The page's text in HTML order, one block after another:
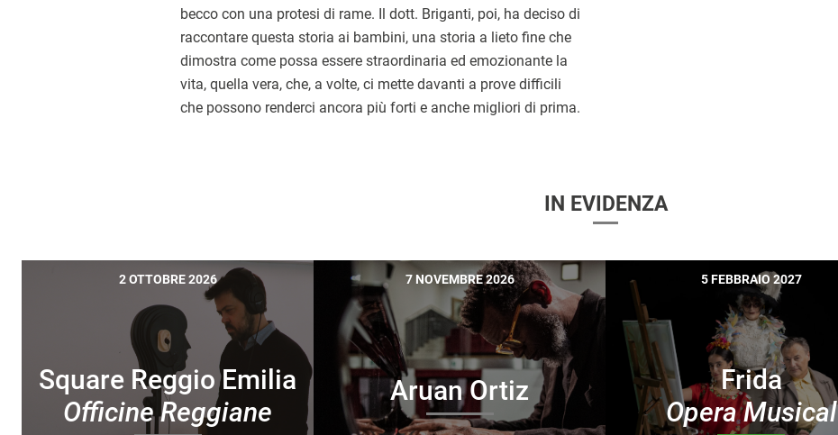
becco con una protesi di rame. Il dott. Briganti, poi, ha deciso di
raccontare questa storia ai bambini, una storia a lieto fine che
dimostra come possa essere straordinaria ed emozionante la
vita, quella vera, che, a volte, ci mette davanti a prove difficili
che possono renderci ancora più forti e anche migliori di prima.
IN EVIDENZA
2 OTTOBRE 2026
Square Reggio Emilia
Officine Reggiane
7 NOVEMBRE 2026
Aruan Ortiz
5 FEBBRAIO 2027
Frida
Opera Musical